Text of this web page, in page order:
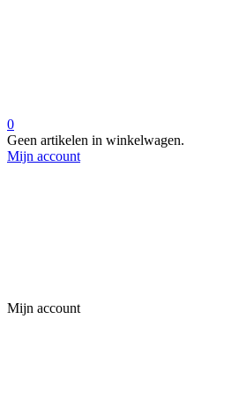
0
Geen artikelen in winkelwagen.
Mijn account
Mijn account